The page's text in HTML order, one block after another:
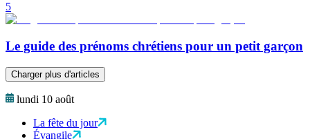
5
Le guide des prénoms chrétiens pour un petit garçon
Charger plus d'articles
lundi 10 août
La fête du jour
Évangile